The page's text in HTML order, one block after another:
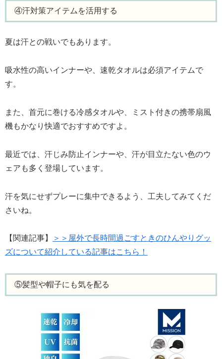
④汗対策アイテムを活用する
夏は汗との戦いでもあります。
吸水性の高いインナーや、速乾タオルは必須アイテムで
す。
また、首元に巻ける冷感タオルや、ミスト付きの携帯扇風
機もかなり快適でおすすめですよ。
最近では、汗じみ防止インナーや、汗が目立たない色のウ
ェアも多く登場しています。
汗を気にせずプレーに集中できるよう、工夫してみてくだ
さいね。
【関連記事】
＞＞屋外で長時間過ごすときのひんやりグッ
ズについて紹介している記事はこちら！
⑤髪型や帽子にも気を配る